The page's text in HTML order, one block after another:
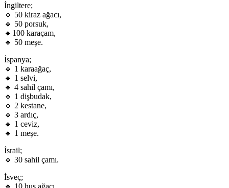
İngiltere;
🔹 50 kiraz ağacı,
🔹 50 porsuk,
🔹100 karaçam,
🔹 50 meşe.
İspanya;
🔹 1 karaağaç,
🔹 1 selvi,
🔹 4 sahil çamı,
🔹 1 dişbudak,
🔹 2 kestane,
🔹 3 ardıç,
🔹 1 ceviz,
🔹 1 meşe.
İsrail;
🔹 30 sahil çamı.
İsveç;
🔹 10 huş ağacı.